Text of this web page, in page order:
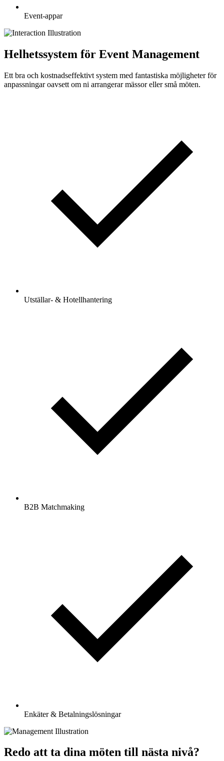
Event-appar
Helhetssystem för Event Management
Ett bra och kostnadseffektivt system med fantastiska möjligheter för
anpassningar oavsett om ni arrangerar mässor eller små möten.
Utställar- & Hotellhantering
B2B Matchmaking
Enkäter & Betalningslösningar
Redo att ta dina möten till nästa nivå?